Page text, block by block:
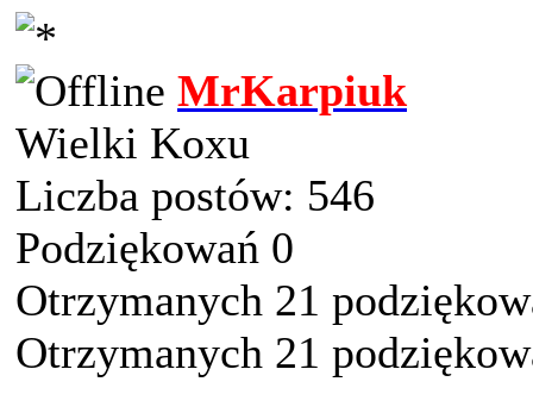
MrKarpiuk
Wielki Koxu
Liczba postów: 546
Podziękowań 0
Otrzymanych 21
Otrzymanych 21